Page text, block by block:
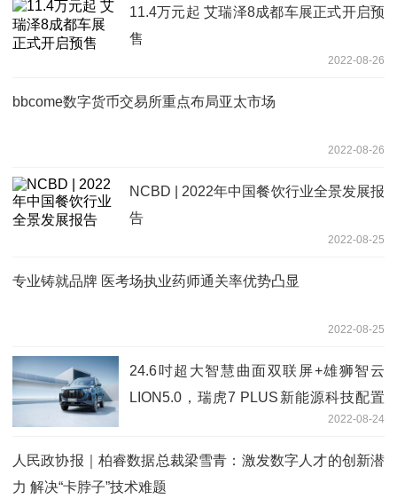
11.4万元起 艾瑞泽8成都车展正式开启预
售
2022-08-26
bbcome数字货币交易所重点布局亚太市场
2022-08-26
NCBD | 2022年中国餐饮行业全景发展报
告
2022-08-25
专业铸就品牌 医考场执业药师通关率优势凸显
2022-08-25
24.6吋超大智慧曲面双联屏+雄狮智云
LION5.0，瑞虎7 PLUS新能源科技配置
2022-08-24
人民政协报｜柏睿数据总裁梁雪青：激发数字人才的创新潜
力 解决“卡脖子”技术难题